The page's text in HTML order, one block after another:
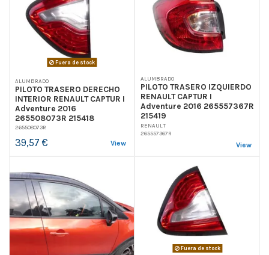
Fuera de stock
ALUMBRADO
PILOTO TRASERO DERECHO
INTERIOR RENAULT CAPTUR I
Adventure 2016
265508073R 215418
265508073R
39,57 € View
ALUMBRADO
PILOTO TRASERO IZQUIERDO
RENAULT CAPTUR I
Adventure 2016 265557367R
215419
RENAULT
265557367R
View
Fuera de stock